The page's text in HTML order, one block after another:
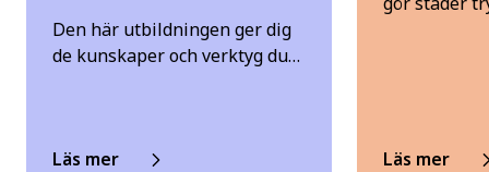
Den här utbildningen ger dig
de kunskaper och verktyg du…
Läs mer Läs mer